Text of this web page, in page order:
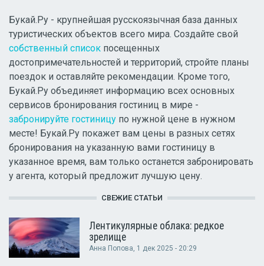
Букай.Ру - крупнейшая русскоязычная база данных
туристических объектов всего мира. Создайте свой
собственный список посещенных
достопримечательностей и территорий, стройте планы
поездок и оставляйте рекомендации. Кроме того,
Букай.Ру объединяет информацию всех основных
сервисов бронирования гостиниц в мире -
забронируйте гостиницу по нужной цене в нужном
месте! Букай.Ру покажет вам цены в разных сетях
бронирования на указанную вами гостиницу в
указанное время, вам только останется забронировать
у агента, который предложит лучшую цену.
СВЕЖИЕ СТАТЬИ
Лентикулярные облака: редкое
зрелище
Анна Попова, 1 дек 2025 - 20:29